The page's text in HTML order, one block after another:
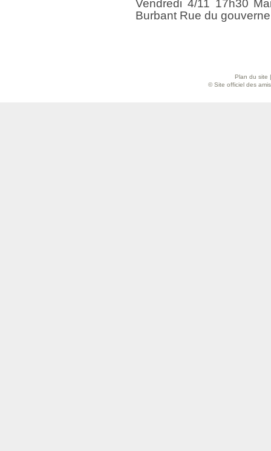
Vendredi 4/11 17h30
Burbant Rue du
Plan du site
© Site officiel des